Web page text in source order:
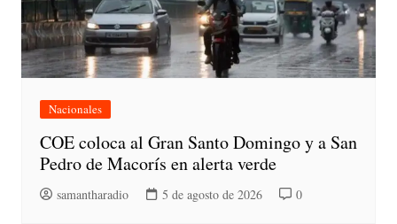
Nacionales
COE coloca al Gran Santo Domingo y a San
Pedro de Macorís en alerta verde
samantharadio 5 de agosto de 2026 0